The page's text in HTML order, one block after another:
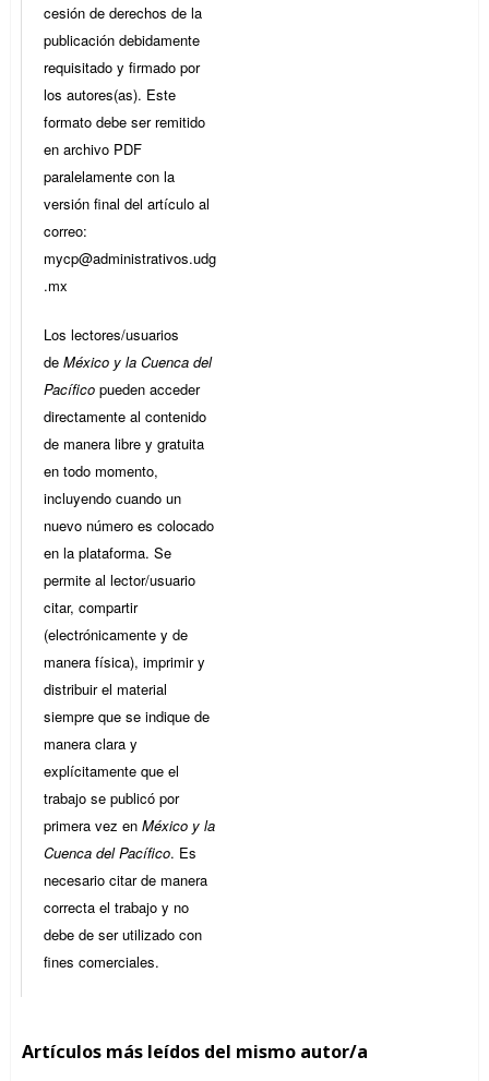
cesión de derechos de la
publicación debidamente
requisitado y firmado por
los autores(as). Este
formato debe ser remitido
en archivo PDF
paralelamente con la
versión final del artículo al
correo:
mycp@administrativos.udg
.mx
Los lectores/usuarios
de México y la Cuenca del
Pacífico pueden acceder
directamente al contenido
de manera libre y gratuita
en todo momento,
incluyendo cuando un
nuevo número es colocado
en la plataforma. Se
permite al lector/usuario
citar, compartir
(electrónicamente y de
manera física), imprimir y
distribuir el material
siempre que se indique de
manera clara y
explícitamente que el
trabajo se publicó por
primera vez en México y la
Cuenca del Pacífico. Es
necesario citar de manera
correcta el trabajo y no
debe de ser utilizado con
fines comerciales.
Artículos más leídos del mismo autor/a